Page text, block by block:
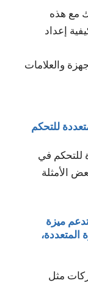
مع هذه
إعداد
والعلامات
للتحكم
للتحكم في
الأمثلة
ميزة
المتعددة،
مثل